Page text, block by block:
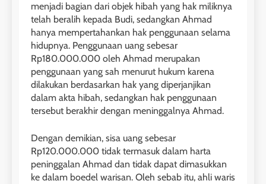
menjadi bagian dari objek hibah yang hak miliknya
telah beralih kepada Budi, sedangkan Ahmad
hanya mempertahankan hak penggunaan selama
hidupnya. Penggunaan uang sebesar
Rp180.000.000 oleh Ahmad merupakan
penggunaan yang sah menurut hukum karena
dilakukan berdasarkan hak yang diperjanjikan
dalam akta hibah, sedangkan hak penggunaan
tersebut berakhir dengan meninggalnya Ahmad.
Dengan demikian, sisa uang sebesar
Rp120.000.000 tidak termasuk dalam harta
peninggalan Ahmad dan tidak dapat dimasukkan
ke dalam boedel warisan. Oleh sebab itu, ahli waris